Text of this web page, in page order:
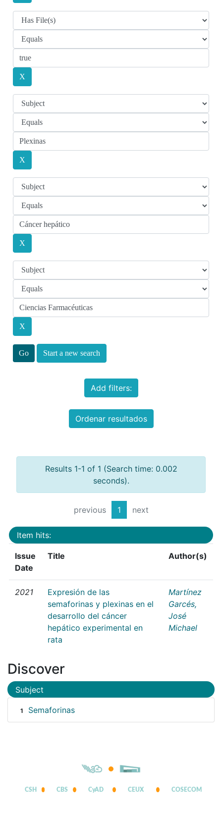
Start a new search
Add filters:
Ordenar resultados
Results 1-1 of 1 (Search time: 0.002
seconds).
previous 1 next
Item hits:
Issue
Date
Title Author(s)
2021
Expresión de las
semaforinas y plexinas en el
desarrollo del cáncer
hepático experimental en
rata
Martínez
Garcés,
José
Michael
Discover
Subject
1 Semaforinas
CSH CBS CyAD CEUX COSECOM